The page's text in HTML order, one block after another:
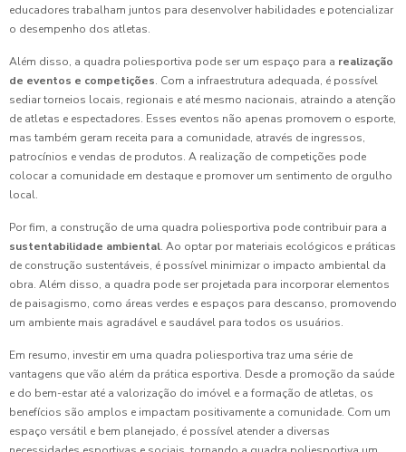
educadores trabalham juntos para desenvolver habilidades e potencializar
o desempenho dos atletas.
Além disso, a quadra poliesportiva pode ser um espaço para a realização
de eventos e competições. Com a infraestrutura adequada, é possível
sediar torneios locais, regionais e até mesmo nacionais, atraindo a atenção
de atletas e espectadores. Esses eventos não apenas promovem o esporte,
mas também geram receita para a comunidade, através de ingressos,
patrocínios e vendas de produtos. A realização de competições pode
colocar a comunidade em destaque e promover um sentimento de orgulho
local.
Por fim, a construção de uma quadra poliesportiva pode contribuir para a
sustentabilidade ambiental. Ao optar por materiais ecológicos e práticas
de construção sustentáveis, é possível minimizar o impacto ambiental da
obra. Além disso, a quadra pode ser projetada para incorporar elementos
de paisagismo, como áreas verdes e espaços para descanso, promovendo
um ambiente mais agradável e saudável para todos os usuários.
Em resumo, investir em uma quadra poliesportiva traz uma série de
vantagens que vão além da prática esportiva. Desde a promoção da saúde
e do bem-estar até a valorização do imóvel e a formação de atletas, os
benefícios são amplos e impactam positivamente a comunidade. Com um
espaço versátil e bem planejado, é possível atender a diversas